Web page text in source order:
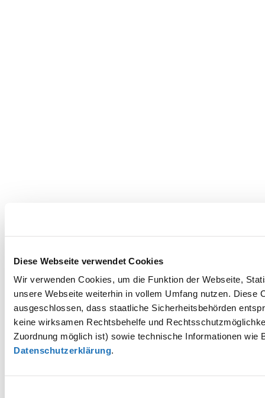
Diese Webseite verwendet Cookies
Wir verwenden Cookies, um die Funktion der Webseite,
unsere Webseite weiterhin in vollem Umfang nutzen.
ausgeschlossen, dass staatliche Sicherheitsbehörden
keine wirksamen Rechtsbehelfe und
Zuordnung möglich ist) sowie technische Informationen
Datenschutzerklärung.